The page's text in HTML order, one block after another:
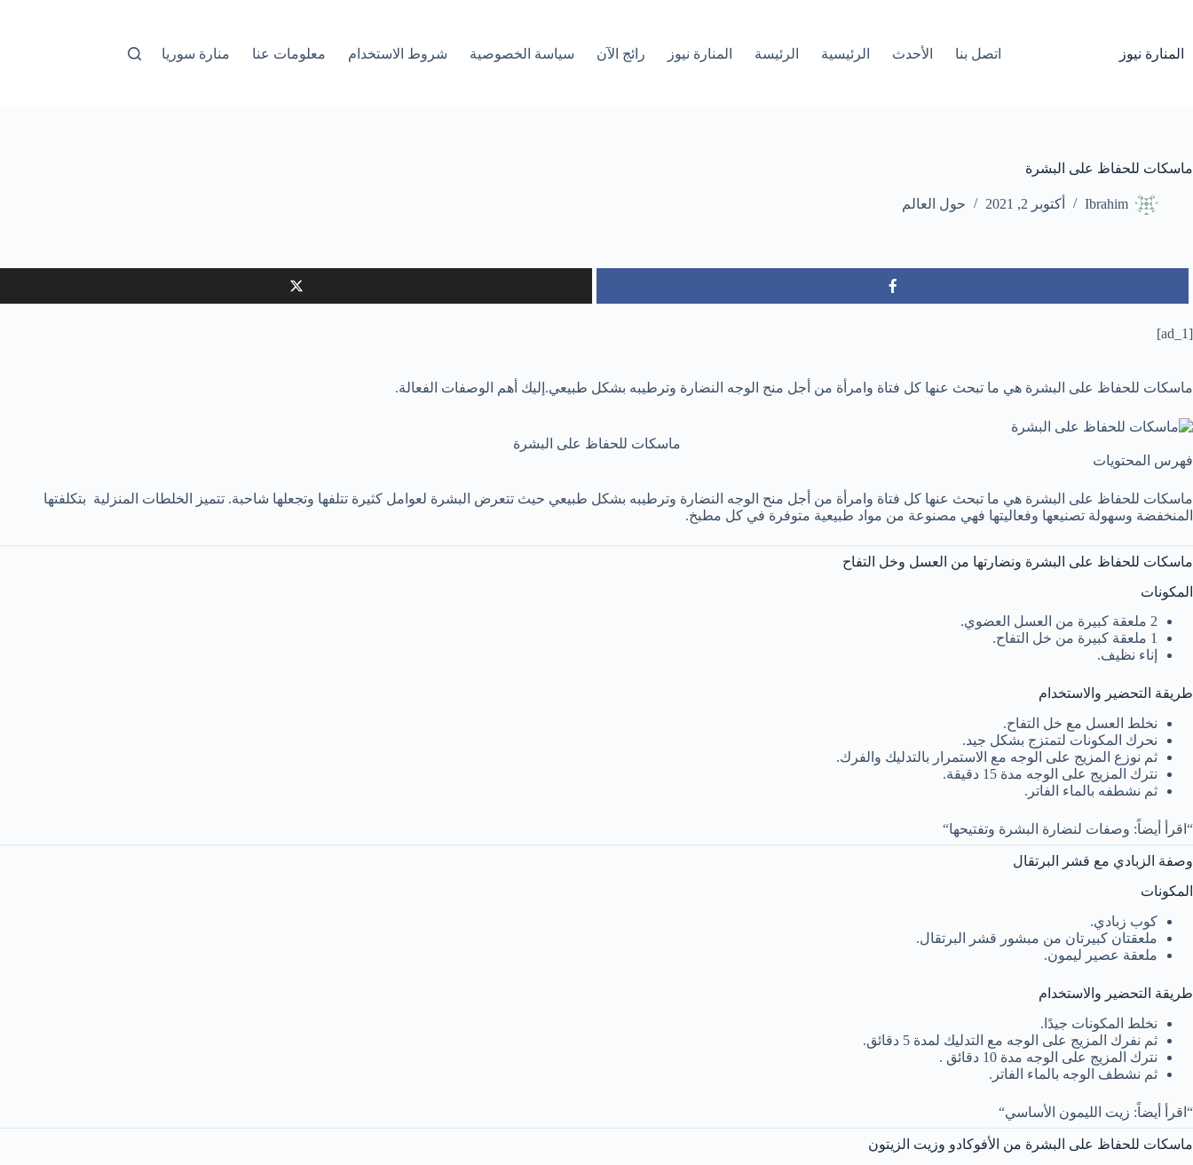
المنارة نيوز اتصل بنا الأحدث الرئيسية الرئیسة المنارة نيوز رائج الآن سياسة الخصوصية شروط الاستخدام معلومات عنا منارة سوريا
ماسكات للحفاظ على البشرة
Ibrahim أكتوبر 2, 2021 حول العالم
[ad_1]
ماسكات للحفاظ على البشرة هي ما تبحث عنها كل فتاة وامرأة من أجل منح الوجه النضارة وترطيبه بشكل طبيعي.إليك أهم الوصفات الفعالة.
ماسكات للحفاظ على البشرة
فهرس المحتويات
ماسكات للحفاظ على البشرة هي ما تبحث عنها كل فتاة وامرأة من أجل منح الوجه النضارة وترطيبه بشكل طبيعي حيث تتعرض البشرة لعوامل كثيرة تتلفها وتجعلها شاحبة. تتميز الخلطات المنزلية بتكلفتها
المنخفضة وسهولة تصنيعها وفعاليتها فهي مصنوعة من مواد طبيعية متوفرة في كل مطبخ.
ماسكات للحفاظ على البشرة ونضارتها من العسل وخل التفاح
المكونات
2 ملعقة كبيرة من العسل العضوي.
1 ملعقة كبيرة من خل التفاح.
إناء نظيف.
طريقة التحضير والاستخدام
نخلط العسل مع خل التفاح.
نحرك المكونات لتمتزج بشكل جيد.
ثم نوزع المزيج على الوجه مع الاستمرار بالتدليك والفرك.
نترك المزيج على الوجه مدة 15 دقيقة.
ثم نشطفه بالماء الفاتر.
“اقرأ أيضاً: وصفات لنضارة البشرة وتفتيحها“
وصفة الزبادي مع قشر البرتقال
المكونات
كوب زبادي.
ملعقتان كبيرتان من مبشور قشر البرتقال.
ملعقة عصير ليمون.
طريقة التحضير والاستخدام
نخلط المكونات جيدًا.
ثم نفرك المزيج على الوجه مع التدليك لمدة 5 دقائق.
نترك المزيج على الوجه مدة 10 دقائق .
ثم نشطف الوجه بالماء الفاتر.
“اقرأ أيضاً: زيت الليمون الأساسي“
ماسكات للحفاظ على البشرة من الأفوكادو وزيت الزيتون